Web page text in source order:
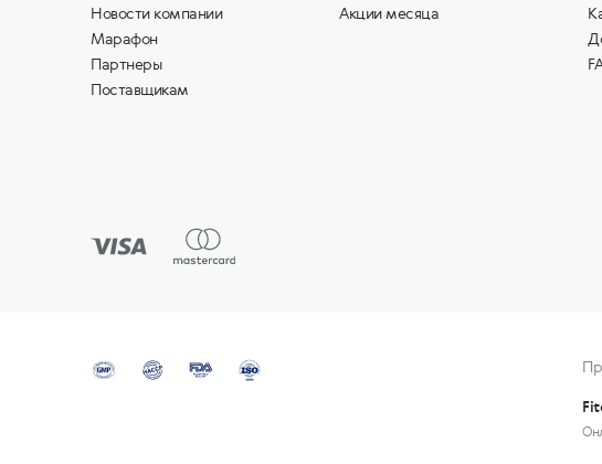
Новости компании
Марафон
Партнеры
Поставщикам
Акции месяца